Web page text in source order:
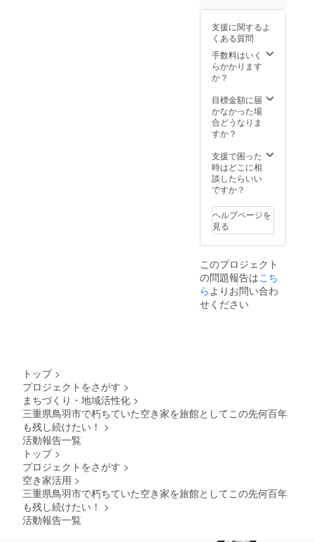
控えく
ださ
い。 ※
資料に
ついて
の個別
応えで
きませ
ん。予
さい。
※家族構
成や電
話番号
プライ
ベート
箇所は
一部伏
おりま
す
問にも
しま
す！ ※
現地に
来られ
ない場
ンライ
ンでも
可能 ※
卑猥な
刻めな
いです
※構造に
関わる
は彫れ
ません
※飲めな
い方は
くても
大丈夫
です ※
共に夜
を過ご
す
支援に関するよ
くある質問
手数料はいく
らかかります
か？
目標金額に届
かなかった場
合どうなりま
すか？
支援で困った
時はどこに相
談したらいい
ですか？
ヘルプページを
見る
このプロジェクト
の問題報告はこち
ら よりお問い合わ
せください
トップ >
プロジェクトをさがす >
まちづくり・地域活性化 >
三重県鳥羽市で朽ちていた空き家を旅館としてこの先何百年
も残し続けたい！ >
活動報告一覧
トップ >
プロジェクトをさがす >
空き家活用 >
三重県鳥羽市で朽ちていた空き家を旅館としてこの先何百年
も残し続けたい！ >
活動報告一覧